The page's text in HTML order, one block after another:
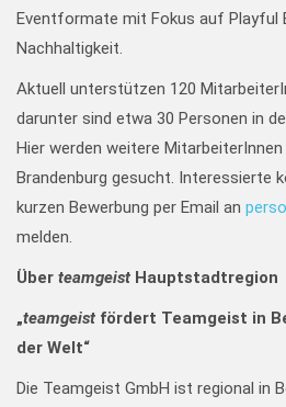
Eventformate mit Fokus auf Playful
Nachhaltigkeit.
Aktuell unterstützen 120
darunter sind etwa 30 Personen in
Hier werden weitere
Brandenburg gesucht. Interessierte
kurzen Bewerbung per Email an
melden.
Über teamgeist Hauptstadtregion
„teamgeist fördert Teamgeist in
der Welt“
Die Teamgeist GmbH ist regional in